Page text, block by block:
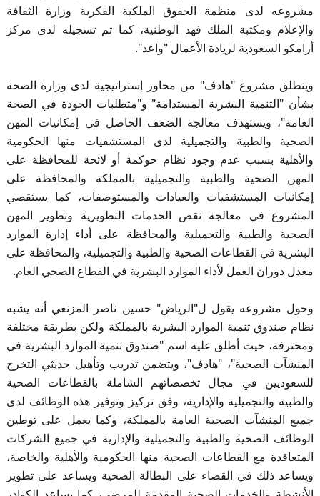
مشروعه لدى منظمة الحقوق الملكية الفكرية وزارة الثقافة
والإعلام ومكتبة الملك فهد الوطنية، كما تم تسجيله لدى مركز
أرامكو السعودية لريادة الأعمال "واعد".
وينطلق مشروع "هادف" من محاور إستراتيجية لدى وزارة الصحة
بشأن "التنمية البشرية المستدامة" و"متطلبات الجودة في الصحة
العامة"، ويستهدف معالجة الضعف الحاصل في إمكانيات المهن
الصحية والطبية والتجميلية لدى المستشفيات منها الحكومية
والأهلية بسبب عدم وجود نظام حوكمة أو لائحة للمحافظة على
المهن الصحية والطبية والتجميلية بالمملكة والمحافظة على
إمكانيات المستشفيات والعيادات والمستوصفات، كما يستقصي
المشروع في معالجة نقص الخدمات التطويرية وتطوير المهن
الصحية والطبية والتجميلية والمحافظة على أداء إدارة الموارد
البشرية في القطاعات الصحية والطبية والتجميلية، والمحافظة على
معدل دوران العمل لأداء الموارد البشرية في القطاع الصحي العام.
وحول مشروعه يقول ل"الرياض" حسين ناصر المزنعي أنه يشبه
نظام صندوق تنمية الموارد البشرية بالمملكة ولكن بطريقة مختلفة
ومحترفة، حيث أطلق عليه اسم "صندوق تنمية الموارد البشرية في
المنشآت الصحية"، "هادف"، ويتضمن تدريب وتأهيل حديثي التخرج
للسعوديين في مجال تخصصاتهم الشاملة بالقطاعات الصحية
والطبية والتجميلية والإدارية، وفق تركيز وتوفير هذه الوظائف لدى
جميع المنشآت الصحية العامة بالمملكة، وكما يعمل على توطين
الوظائف الصحية والطبية والتجميلية والإدارية في جميع الشركات
المتعاقدة مع القطاعات الصحية منها الحكومية والأهلية والخاصة،
ويساعد ذلك في القضاء على البطالة الصحية ويساعد على تطوير